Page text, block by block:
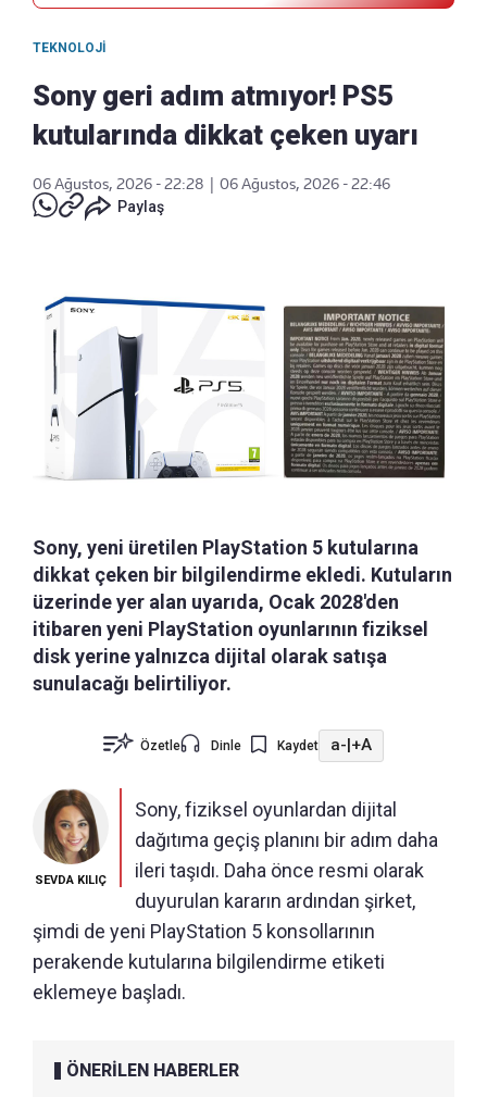
TEKNOLOJI
Sony geri adım atmıyor! PS5
kutularında dikkat çeken uyarı
06 Ağustos, 2026 - 22:28
06 Ağustos, 2026 - 22:46
Paylaş
Sony, yeni üretilen PlayStation 5 kutularına
dikkat çeken bir bilgilendirme ekledi. Kutuların
üzerinde yer alan uyarıda, Ocak 2028'den
itibaren yeni PlayStation oyunlarının fiziksel
disk yerine yalnızca dijital olarak satışa
sunulacağı belirtiliyor.
Özetle Dinle Kaydet a-|+A
SEVDA KILIÇ
Sony, fiziksel oyunlardan dijital
dağıtıma geçiş planını bir adım daha
ileri taşıdı. Daha önce resmi olarak
duyurulan kararın ardından şirket,
şimdi de yeni PlayStation 5 konsollarının
perakende kutularına bilgilendirme etiketi
eklemeye başladı.
ÖNERİLEN HABERLER